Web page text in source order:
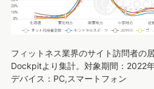
フィットネス業界のサイト訪問者の
Dockpitより集計。対象期間：2022
デバイス：PC,スマートフォン